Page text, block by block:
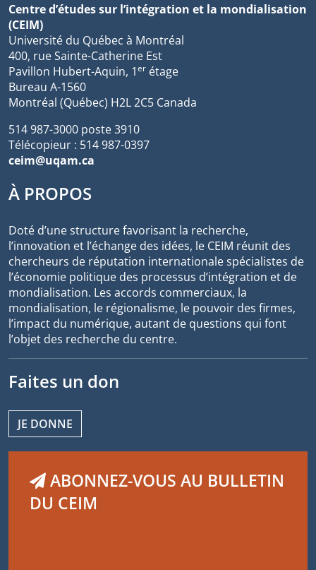
Centre d’études sur l’intégration et la mondialisation
(CEIM)
Université du Québec à Montréal
400, rue Sainte-Catherine Est
Pavillon Hubert-Aquin, 1er étage
Bureau A-1560
Montréal (Québec) H2L 2C5 Canada
514 987-3000 poste 3910
Télécopieur : 514 987-0397
ceim@uqam.ca
À PROPOS
Doté d’une structure favorisant la recherche,
l’innovation et l’échange des idées, le CEIM réunit des
chercheurs de réputation internationale spécialistes de
l’économie politique des processus d’intégration et de
mondialisation. Les accords commerciaux, la
mondialisation, le régionalisme, le pouvoir des firmes,
l’impact du numérique, autant de questions qui font
l’objet des recherche du centre.
Faites un don
JE DONNE
ABONNEZ-VOUS AU BULLETIN
DU CEIM